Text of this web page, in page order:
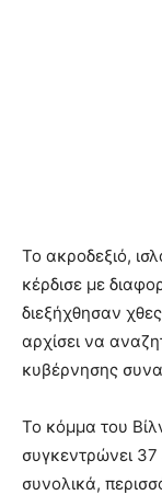
Το ακροδεξιό,
κέρδισε με
διεξήχθησαν
αρχίσει να
κυβέρνησης
Το κόμμα του
συγκεντρώνει 37
συνολικά,